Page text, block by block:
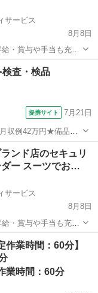
サービス
8月8日
・賞与や手当も充実
した待遇があります
た採用を行っていま
査・検品
提携サイト 7月21日
収例42万円★備品付
り！組立や塗装など
ンド店のセキュリ
ー スーツでお…
サービス
8月8日
・賞与や手当も充実
した待遇があります
た採用を行っていま
作業時間：60分】
業時間：60分